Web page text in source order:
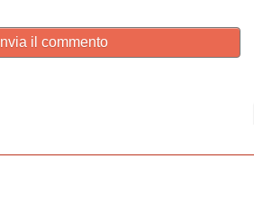
Invia il commento